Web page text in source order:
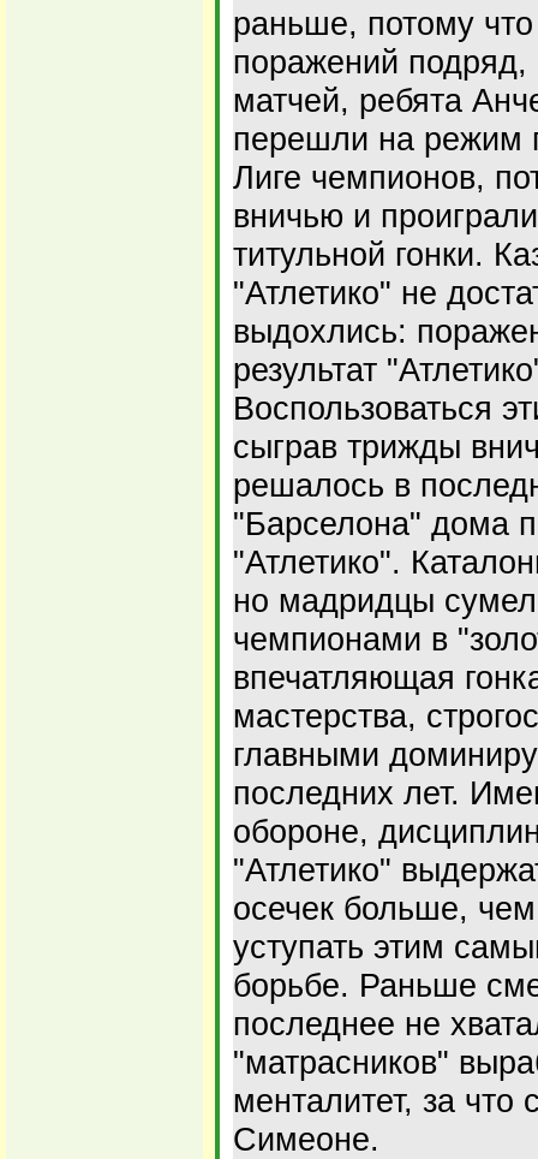
раньше, потому
поражений подряд,
матчей, ребята
перешли на режим
Лиге чемпионов,
вничью и
титульной гонки.
"Атлетико" не
выдохлись:
результат
Воспользоваться
сыграв трижды
решалось в
"Барселона" дома
"Атлетико".
но мадридцы
чемпионами в
впечатляющая
мастерства,
главными
последних лет.
обороне,
"Атлетико"
осечек больше,
уступать этим
борьбе. Раньше
последнее не
"матрасников"
менталитет, за что
Симеоне.